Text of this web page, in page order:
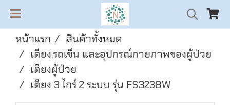
หน้าแรก
สินค้าทั้งหมด
เตียง,รถเข็น และอุปกรณ์กายภาพของผู้ป่วย
เตียงผู้ป่วย
เตียง 3 ไกร์ 2 ระบบ รุ่น FS3238W